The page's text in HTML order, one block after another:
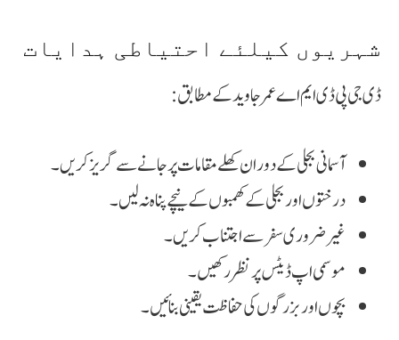
شہریوں کیلئے احتیاطی ہدایات
ڈی جی پی ڈی ایم اے عمر جاوید کے مطابق:
آسمانی بجلی کے دوران کھلے مقامات پر جانے سے گریز کریں۔
درختوں اور بجلی کے کھمبوں کے نیچے پناہ نہ لیں۔
غیر ضروری سفر سے اجتناب کریں۔
موسمی اپ ڈیٹس پر نظر رکھیں۔
بچوں اور بزرگوں کی حفاظت یقینی بنائیں۔